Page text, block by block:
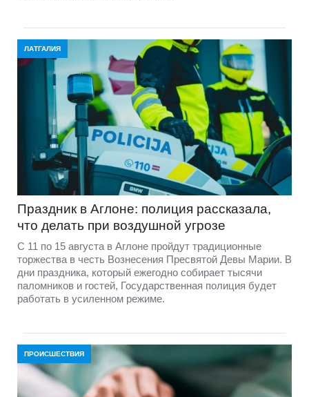
ЛАТГАЛИЯ
Праздник в Аглоне: полиция рассказала,
что делать при воздушной угрозе
С 11 по 15 августа в Аглоне пройдут традиционные
торжества в честь Вознесения Пресвятой Девы Марии. В
дни праздника, который ежегодно собирает тысячи
паломников и гостей, Государственная полиция будет
работать в усиленном режиме.
ПРОИСШЕСТВИЯ